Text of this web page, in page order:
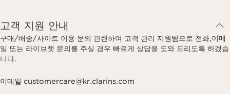
고객 지원 안내
구매/배송/사이트 이용 문의 관련하여 고객 관리 지원팀으로 전화,이메
일 또는 라이브챗 문의를 주실 경우 빠르게 상담을 도와 드리도록 하겠습
니다.
이메일 customercare@kr.clarins.com